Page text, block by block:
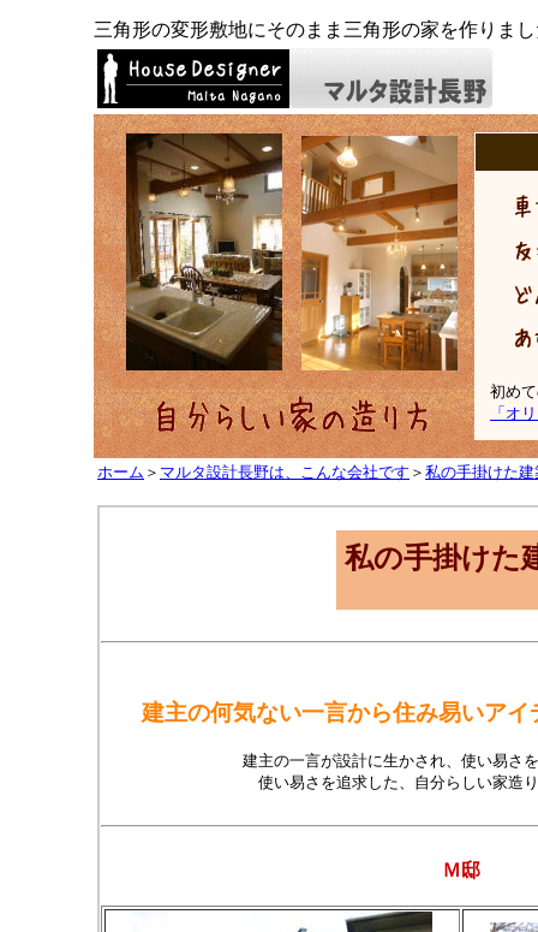
三角形の変形敷地にそのまま三角形の家を作りま
初め
「オ
ホーム ＞ マルタ設計長野は、こんな会社です ＞ 私の手掛けた建
私の手掛けた
建主の何気ない一言から住み易いア
建主の一言が設計に生かされ、使い易さ
使い易さを追求した、自分らしい家造
Ｍ邸